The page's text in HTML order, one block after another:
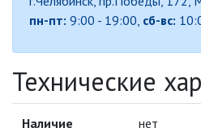
пн-пт: 9:00 - 19:00, сб-вс:
Технические
Наличие
нет